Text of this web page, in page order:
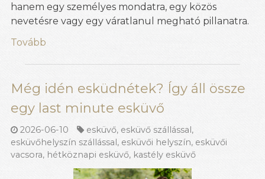
hanem egy személyes mondatra, egy közös
nevetésre vagy egy váratlanul megható pillanatra.
Tovább
Még idén esküdnétek? Így áll össze
egy last minute esküvő
2026-06-10 esküvő, esküvő szállással ,
esküvőhelyszín szállással , esküvői helyszín, esküvői
vacsora, hétköznapi esküvő, kastély esküvő